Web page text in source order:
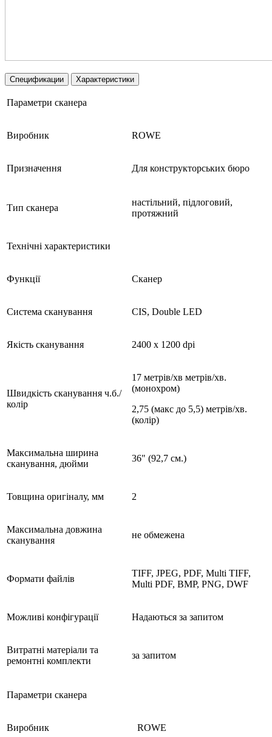
Спецификации Характеристики
Параметри сканера
Виробник ROWE
Призначення Для конструкторських бюро
Тип сканера
настільний, підлоговий,
протяжний
Технічні характеристики
Функції Сканер
Система сканування CIS, Double LED
Якість сканування 2400 х 1200 dpi
Швидкість сканування ч.б./
колір
17 метрів/хв метрів/хв.
(монохром)
2,75 (макс до 5,5) метрів/хв.
(колір)
Максимальна ширина
сканування, дюйми
36" (92,7 см.)
Товщина оригіналу, мм 2
Максимальна довжина
сканування
не обмежена
Формати файлів
TIFF, JPEG, PDF, Multi TIFF,
Multi PDF, BMP, PNG, DWF
Можливі конфігурації Надаються за запитом
Витратні матеріали та
ремонтні комплекти
за запитом
Параметри сканера
Виробник ROWE